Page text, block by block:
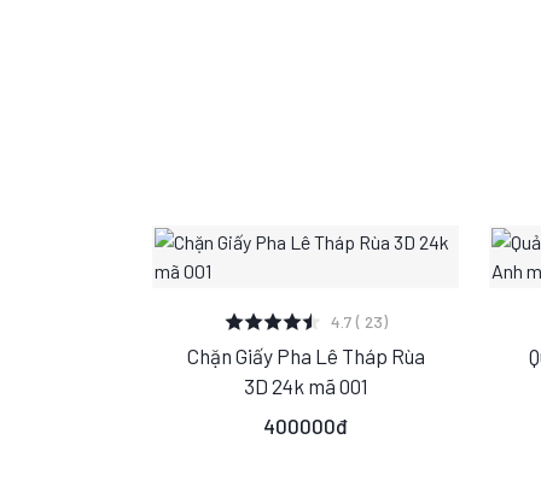
XEM CHI TIẾT
S M L
4.7 ( 23)
Chặn Giấy Pha Lê Tháp Rùa
3D 24k mã 001
400000đ